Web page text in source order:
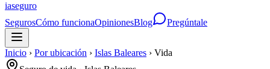
iaseguro
SegurosCómo funcionaOpinionesBlog Pregúntale
Inicio › Por ubicación › Islas Baleares › Vida